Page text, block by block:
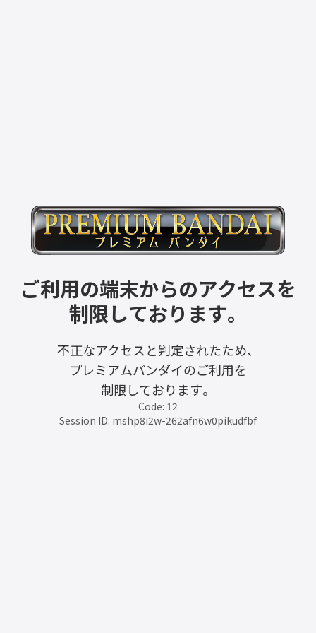
ご利用の端末からのアクセスを
制限しております。
不正なアクセスと判定されたため、
プレミアムバンダイのご利用を
制限しております。
Code: 12
Session ID: mshp8i2w-262afn6w0pikudfbf